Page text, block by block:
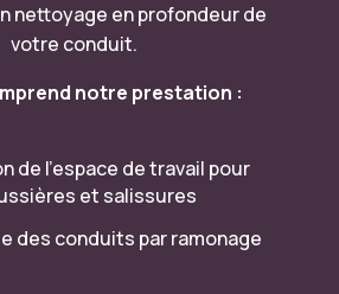
nettoyage en profondeur de
votre conduit.
notre prestation :
de l’espace de travail pour
et salissures
des conduits par ramonage